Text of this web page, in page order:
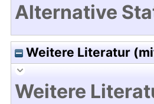
Alternative
Weitere Literatur
Weitere